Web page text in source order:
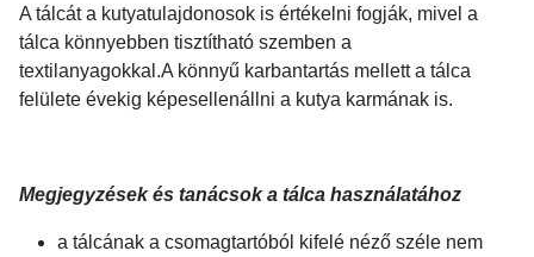
A tálcát a kutyatulajdonosok is értékelni fogják, mivel a
tálca könnyebben tisztítható szemben a
textilanyagokkal.A könnyű karbantartás mellett a tálca
felülete évekig képesellenállni a kutya karmának is.
Megjegyzések és tanácsok a tálca használatához
a tálcának a csomagtartóból kifelé néző széle nem